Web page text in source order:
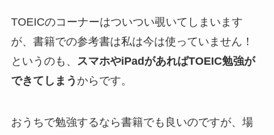
TOEICのコーナーはついつい覗いてしまいます
が、書籍での参考書は私は今は使っていません！
というのも、 スマホやiPadがあればTOEIC勉強が
できてしまう からです。
おうちで勉強するなら書籍でも良いのですが、場